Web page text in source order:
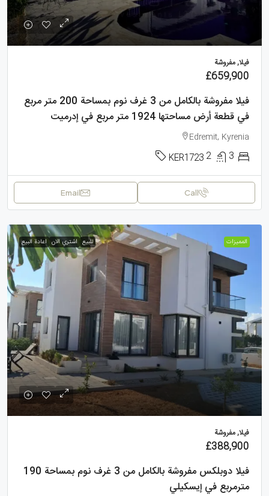
فيلا, مفروشة
£659,900
فيلا مفروشة بالكامل من 3 غرف نوم بمساحة 200 متر مربع
في قطعة أرض مساحتها 1924 متر مربع في إدرميت
Edremit, Kyrenia
3
2
KER1723
Call
Email
الممیزات للبيع اشتري الان اعادة البيع
فيلا, مفروشة
£388,900
فيلا دوبلكس مفروشة بالكامل من 3 غرف نوم بمساحة 190
مترمربع في إيسكيلي